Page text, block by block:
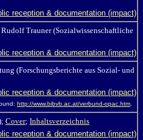
reception & documentation (impact)
Trauner (Sozialwissenschaftliche
reception & documentation (impact)
(Forschungsberichte aus Sozial- und
reception & documentation (impact)
http://www.bibvb.ac.at/verbund-opac.htm.
Cover; Inhaltsverzeichnis
reception & documentation (impact)